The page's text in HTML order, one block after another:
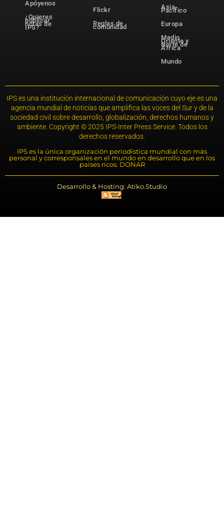
Apóyenos
¿Quieres
publicar
notas de
IPS?
Flickr
Reglas de
comunidad
Asia-
Pacífico
Europa
Medio
Oriente y
Norte de
África
Mundo
IPS es una institución internacional de comunicación cuyo eje es una
agencia mundial de noticias que amplifica las voces del Sur y de la
sociedad civil sobre desarrollo, globalización, derechos humanos y
ambiente. Copyright © 2025 IPS-Inter Press Service. Todos los
derechos reservados.
IPS es la única organización periodística mundial con más
personal y corresponsales en el mundo en desarrollo que en los
países ricos. DONAR
Desarrollo & Hosting: Atiko.Studio